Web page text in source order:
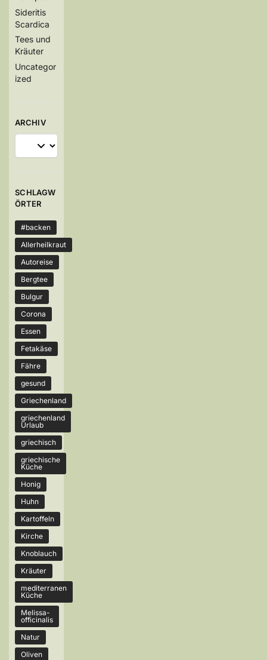
Sideritis
Scardica
Tees und
Kräuter
Uncategor
ized
ARCHIV
SCHLAGW
ÖRTER
#backen
Allerheilkraut
Autoreise
Bergtee
Bulgur
Corona
Essen
Fetakäse
Fähre
gesund
Griechenland
griechenland
Urlaub
griechisch
griechische
Küche
Honig
Huhn
Kartoffeln
Kirche
Knoblauch
Kräuter
mediterranen
Küche
Melissa-
officinalis
Natur
Oliven